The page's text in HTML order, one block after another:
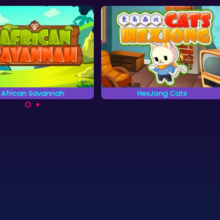
African Savannah HexJong Cats